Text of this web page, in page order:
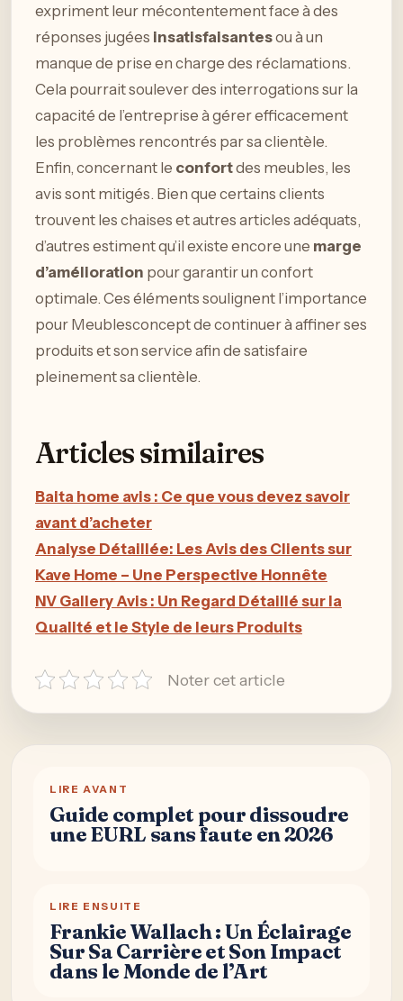
expriment leur mécontentement face à des
réponses jugées insatisfaisantesou à un
manque de prise en charge des réclamations.
Cela pourrait soulever des interrogations sur la
capacité de l’entreprise à gérer efficacement
les problèmes rencontrés par sa clientèle.
Enfin, concernant le confortdes meubles, les
avis sont mitigés. Bien que certains clients
trouvent les chaises et autres articles adéquats,
d’autres estiment qu’il existe encore une marge
d’amélioration pour garantir un confort
optimale. Ces éléments soulignent l’importance
pour Meublesconcept de continuer à affiner ses
produits et son service afin de satisfaire
pleinement sa clientèle.
Articles similaires
Baita home avis : Ce que vous devez savoir
avant d’acheter
Analyse Détaillée: Les Avis des Clients sur
Kave Home – Une Perspective Honnête
NV Gallery Avis : Un Regard Détaillé sur la
Qualité et le Style de leurs Produits
Noter cet article
LIRE AVANT
Guide complet pour dissoudre
une EURL sans faute en 2026
LIRE ENSUITE
Frankie Wallach : Un Éclairage
Sur Sa Carrière et Son Impact
dans le Monde de l’Art